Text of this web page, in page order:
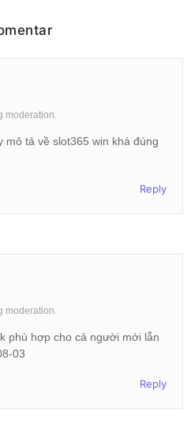
moderation.
mô tả về slot365 win khá đúng
Reply
moderation.
phù hợp cho cả người mới lẫn
03
Reply